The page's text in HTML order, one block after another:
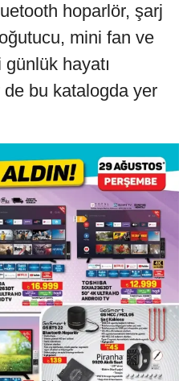
hoparlör, şarj
mini fan ve
hayatı
de bu katalogda yer